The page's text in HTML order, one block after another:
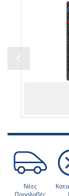
Νέες
Παραλαβές